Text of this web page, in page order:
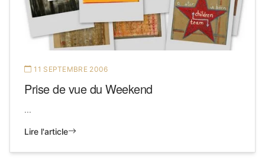
11 SEPTEMBRE 2006
Prise de vue du Weekend
...
Lire l'article